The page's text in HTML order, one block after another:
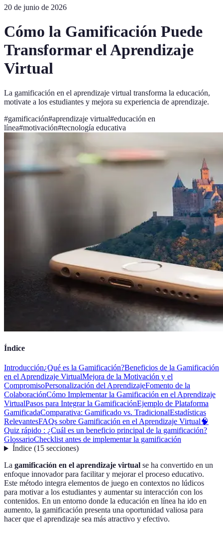
20 de junio de 2026
Cómo la Gamificación Puede
Transformar el Aprendizaje
Virtual
La gamificación en el aprendizaje virtual transforma la educación,
motivate a los estudiantes y mejora su experiencia de aprendizaje.
#gamificación#aprendizaje virtual#educación en
línea#motivación#tecnología educativa
Índice
Introducción¿Qué es la Gamificación?Beneficios de la Gamificación
en el Aprendizaje VirtualMejora de la Motivación y el
CompromisoPersonalización del AprendizajeFomento de la
ColaboraciónCómo Implementar la Gamificación en el Aprendizaje
VirtualPasos para Integrar la GamificaciónEjemplo de Plataforma
GamificadaComparativa: Gamificado vs. TradicionalEstadísticas
RelevantesFAQs sobre Gamificación en el Aprendizaje Virtual🧠
Quiz rápido : ¿Cuál es un beneficio principal de la gamificación?
GlossarioChecklist antes de implementar la gamificación
Índice(15 secciones)
La gamificación en el aprendizaje virtual se ha convertido en un
enfoque innovador para facilitar y mejorar el proceso educativo.
Este método integra elementos de juego en contextos no lúdicos
para motivar a los estudiantes y aumentar su interacción con los
contenidos. En un entorno donde la educación en línea ha ido en
aumento, la gamificación presenta una oportunidad valiosa para
hacer que el aprendizaje sea más atractivo y efectivo.